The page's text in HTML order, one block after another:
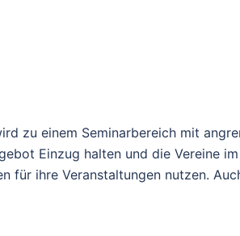
zu einem Seminarbereich mit
Einzug halten und die Vereine
für ihre Veranstaltungen nutzen.